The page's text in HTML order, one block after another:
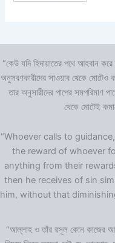
“কেউ যদি হিদায়াতের পথে আহবান
অনুসরণকারীদের সাওয়াব থেকে মোটেও
তার অনুসারীদের পাপের সমপরিমাণ
থেকে মোটেই
“Whoever calls to
the reward of whoever
anything from their
then he receives of sin
him, without that
“আল্লাহ ও তাঁর রসূল কোন কাজের